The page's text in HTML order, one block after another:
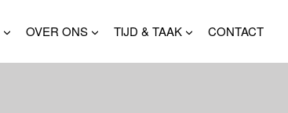
OVER ONS TIJD & TAAK CONTACT